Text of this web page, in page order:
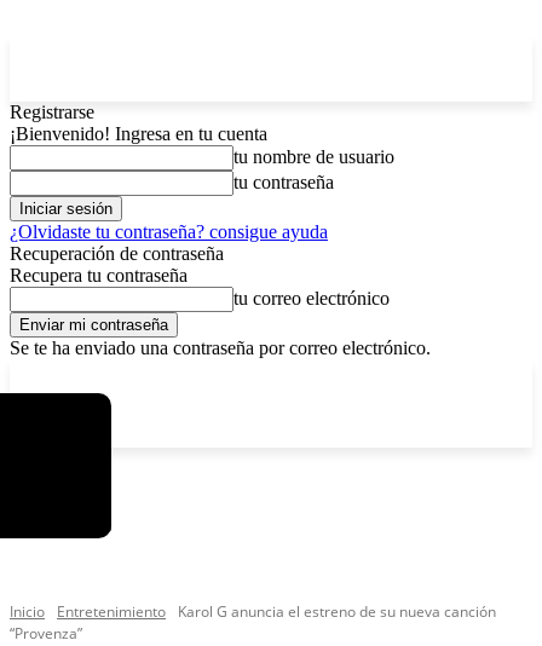
Registrarse
¡Bienvenido! Ingresa en tu cuenta
tu nombre de usuario
tu contraseña
¿Olvidaste tu contraseña? consigue ayuda
Recuperación de contraseña
Recupera tu contraseña
tu correo electrónico
Se te ha enviado una contraseña por correo electrónico.
Inicio Entretenimiento
Karol G anuncia el estreno de su nueva canción
“Provenza”